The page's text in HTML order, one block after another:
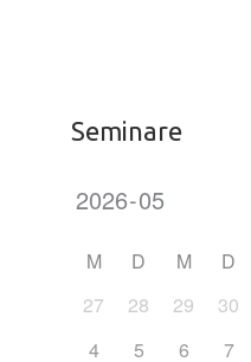
Seminare
M D M D
27
28 29 30
4
5 6 7